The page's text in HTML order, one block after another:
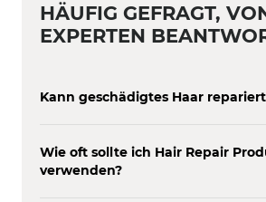
HÄUFIG GEFRAGT,
EXPERTEN
Kann geschädigtes Haar
Wie oft sollte ich Hair Repair
verwenden?